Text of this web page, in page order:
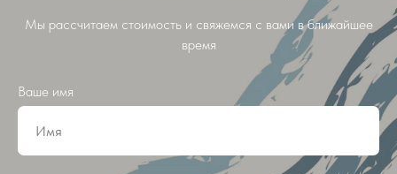
Мы рассчитаем стоимость и свяжемся с вами в ближайшее
время
Ваше имя